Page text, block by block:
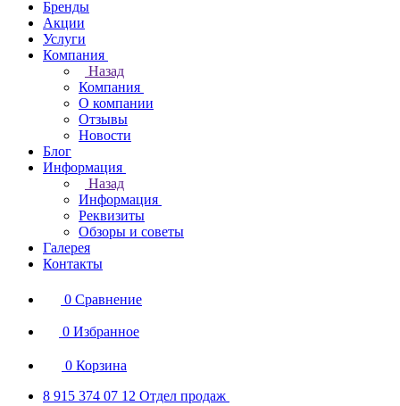
Бренды
Акции
Услуги
Компания
Назад
Компания
О компании
Отзывы
Новости
Блог
Информация
Назад
Информация
Реквизиты
Обзоры и советы
Галерея
Контакты
0 Сравнение
0 Избранное
0 Корзина
8 915 374 07 12 Отдел продаж